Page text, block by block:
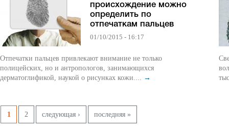
происхождение можно
определить по
отпечаткам пальцев
01/10/2015 - 16:17
Отпечатки пальцев привлекают внимание не только
полицейских, но и антропологов, занимающихся
дерматоглификой, наукой о рисунках кожи.... →
Страницы
1 2 следующая › последняя »